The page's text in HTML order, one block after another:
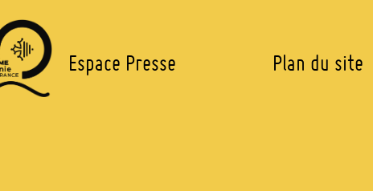
PIED
Espace Presse Plan du site